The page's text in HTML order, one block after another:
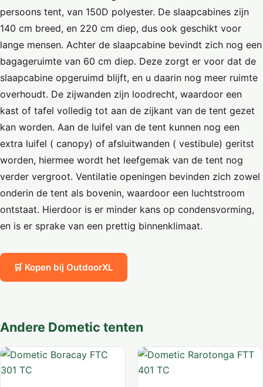
persoons tent, van 150D polyester. De slaapcabines zijn
140 cm breed, en 220 cm diep, dus ook geschikt voor
lange mensen. Achter de slaapcabine bevindt zich nog een
bagageruimte van 60 cm diep. Deze zorgt er voor dat de
slaapcabine opgeruimd blijft, en u daarin nog meer ruimte
overhoudt. De zijwanden zijn loodrecht, waardoor een
kast of tafel volledig tot aan de zijkant van de tent gezet
kan worden. Aan de luifel van de tent kunnen nog een
extra luifel ( canopy) of afsluitwanden ( vestibule) geritst
worden, hiermee wordt het leefgemak van de tent nog
verder vergroot. Ventilatie openingen bevinden zich zowel
onderin de tent als bovenin, waardoor een luchtstroom
ontstaat. Hierdoor is er minder kans op condensvorming,
en is er sprake van een prettig binnenklimaat.
🛒 Kopen bij OutdoorXL
Andere Dometic tenten